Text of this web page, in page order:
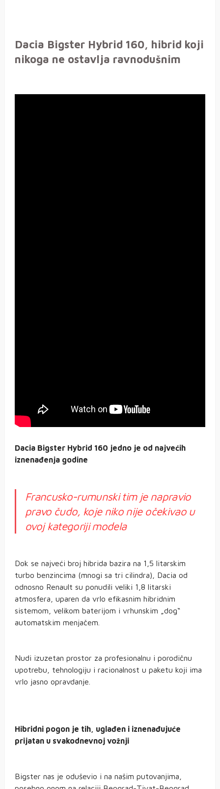
Dacia Bigster Hybrid 160, hibrid koji
nikoga ne ostavlja ravnodušnim
Dacia Bigster Hybrid 160 jedno je od najvećih
iznenađenja godine
Francusko-rumunski tim je napravio
pravo čudo, koje niko nije očekivao u
ovoj kategoriji modela
Dok se najveći broj hibrida bazira na 1,5 litarskim
turbo benzincima (mnogi sa tri cilindra), Dacia od
odnosno Renault su ponudili veliki 1,8 litarski
atmosfera, uparen da vrlo efikasnim hibridnim
sistemom, velikom baterijom i vrhunskim „dog“
automatskim menjačem.
Nudi izuzetan prostor za profesionalnu i porodičnu
upotrebu, tehnologiju i racionalnost u paketu koji ima
vrlo jasno opravdanje.
Hibridni pogon je tih, uglađen i iznenađujuće
prijatan u svakodnevnoj vožnji
Bigster nas je oduševio i na našim putovanjima,